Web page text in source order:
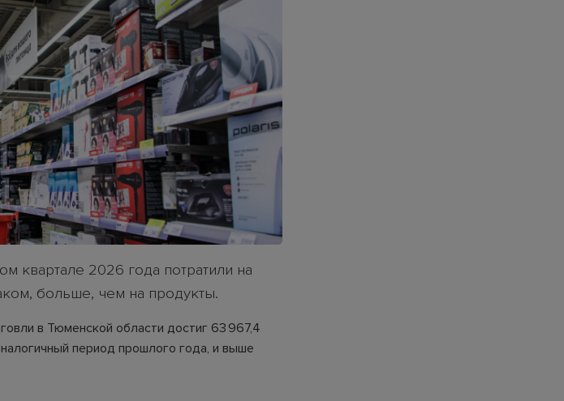
квартале 2026 года потратили на
больше, чем на продукты.
в Тюменской области достиг 63 967,4
период прошлого года, и выше